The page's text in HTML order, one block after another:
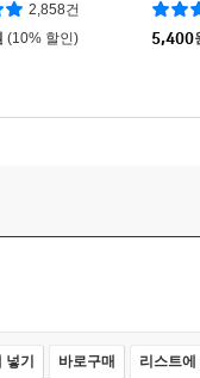
2,858건
(10% 할인)
5,400
기 바로구매 리스트에